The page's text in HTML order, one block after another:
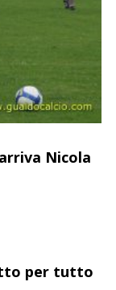
Nicola
per tutto